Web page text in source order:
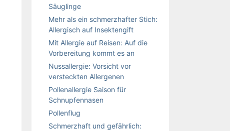
Säuglinge
Mehr als ein schmerzhafter Stich:
Allergisch auf Insektengift
Mit Allergie auf Reisen: Auf die
Vorbereitung kommt es an
Nussallergie: Vorsicht vor
versteckten Allergenen
Pollenallergie Saison für
Schnupfennasen
Pollenflug
Schmerzhaft und gefährlich: